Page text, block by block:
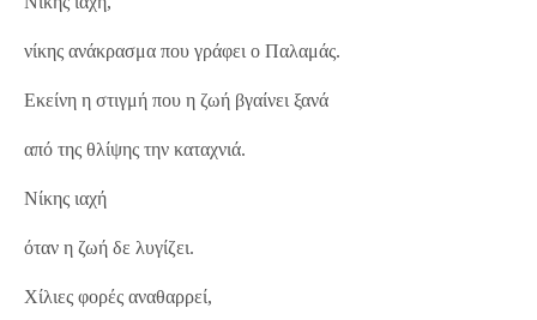
νίκης ανάκρασμα που γράφει ο Παλαμάς.
Εκείνη η στιγμή που η ζωή βγαίνει ξανά
από της θλίψης την καταχνιά.
Νίκης ιαχή
όταν η ζωή δε λυγίζει.
Χίλιες φορές αναθαρρεί,